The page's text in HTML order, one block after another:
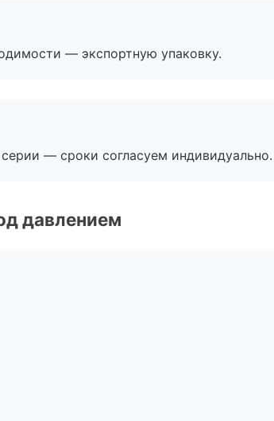
— экспортную упаковку.
— сроки согласуем индивидуально.
давлением